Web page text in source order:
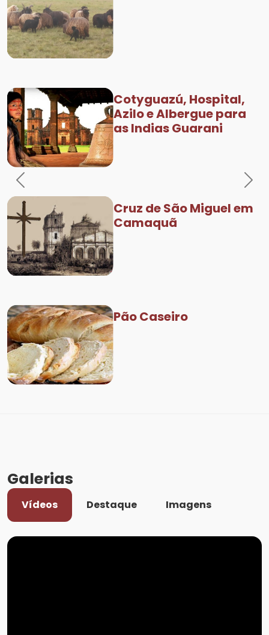
Cotyguazú, Hospital,
Azilo e Albergue para
as Indias Guarani
Cruz de São Miguel em
Camaquã
Pão Caseiro
Previous Next
Galerias
Vídeos Destaque Imagens